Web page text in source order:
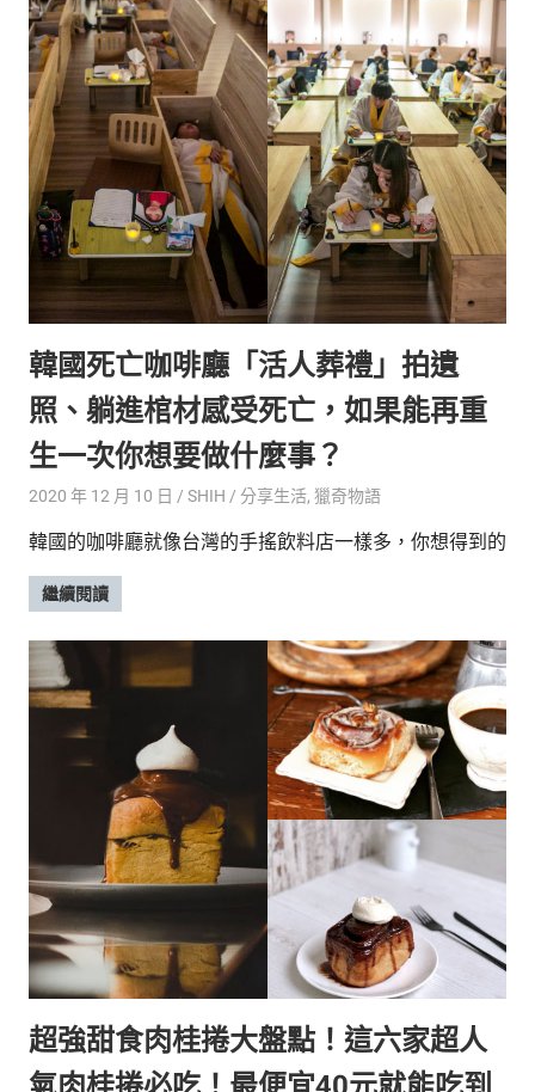
韓國死亡咖啡廳「活人葬禮」拍遺
照、躺進棺材感受死亡，如果能再重
生一次你想要做什麼事？
2020 年 12 月 10 日 SHIH 分享生活, 獵奇物語
韓國的咖啡廳就像台灣的手搖飲料店一樣多，你想得到的
繼續閱讀
超強甜食肉桂捲大盤點！這六家超人